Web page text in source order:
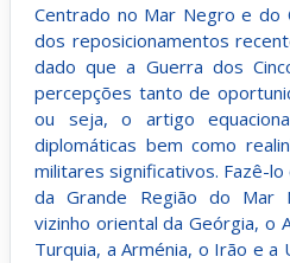
Centrado no Mar Negro e do
dos reposicionamentos
dado que a Guerra dos
percepções tanto de
ou seja, o artigo
diplomáticas bem como
militares significativos. Fazê-
da Grande Região do Mar
vizinho oriental da Geórgia, o
Turquia, a Arménia, o Irão e a